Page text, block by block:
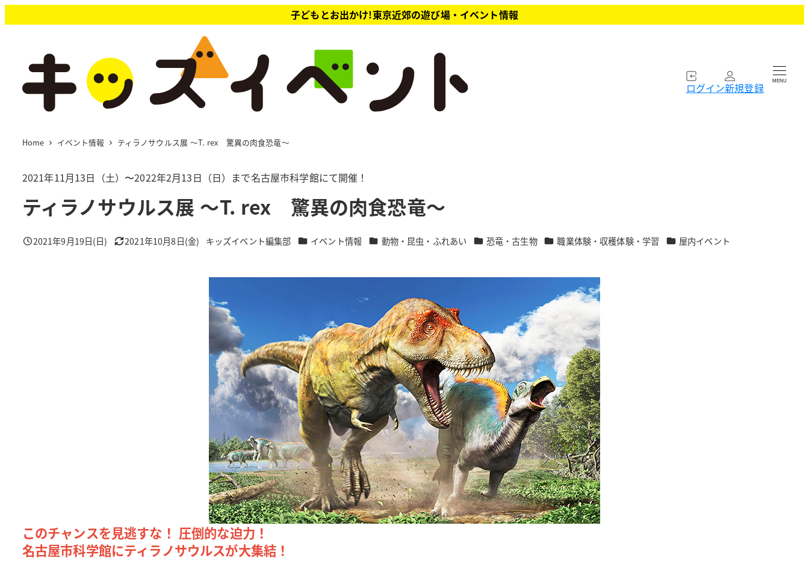
イ
子どもとお出かけ!東京近郊の遊び場・イベント情報
ログイン新規登録 MENU
Home イベント情報 ティラノサウルス展 ～T. rex 驚異の肉食恐竜～
2021年11月13日（土）〜2022年2月13日（日）まで名古屋市科学館にて開催！
ティラノサウルス展 ～T. rex 驚異の肉食恐竜～
投稿日
2021年9月19日(日) 更新日
2021年10月8日(金)
著
キッズイベント編集部 カテゴリー
イベント情報 カテゴリー
動物・昆虫・ふれあい カテゴリー
恐竜・古生物 カテゴリー
職業体験・収穫体験・学習 カテゴリー
屋内イベント
このチャンスを見逃すな！ 圧倒的な迫力！
名古屋市科学館にティラノサウルスが大集結！